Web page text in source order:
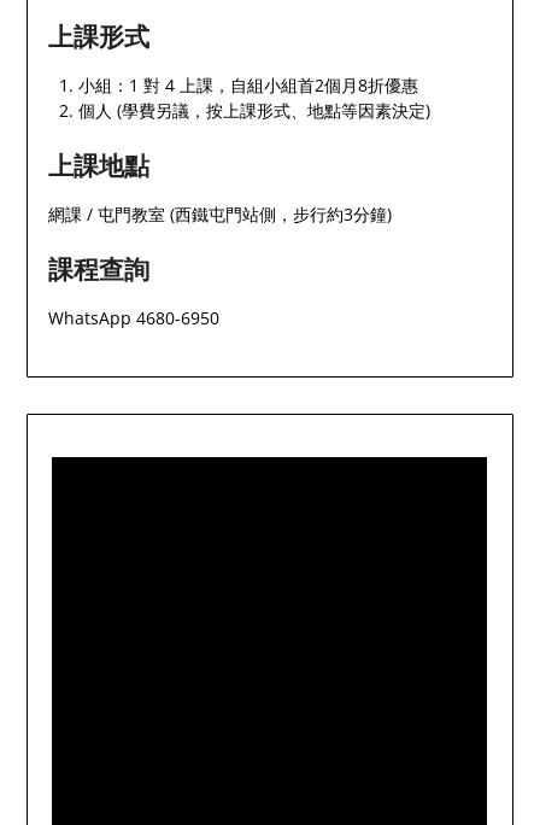
上課形式
小組：1 對 4 上課，自組小組首2個月8折優惠
個人 (學費另議，按上課形式、地點等因素決定)
上課地點
網課 / 屯門教室 (西鐵屯門站側，步行約3分鐘)
課程查詢
WhatsApp 4680-6950